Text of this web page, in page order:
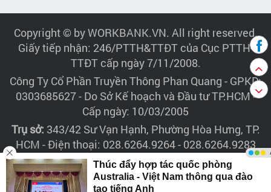
Copyright © by WORKBANK.VN. All right reserved.
Giấy tiếp nhận: 246/PTTH&TTĐT của Cục PTTH-
TTĐT cấp ngày 7/11/2008.
Công Ty Cổ Phần Truyền Thông Phan Quang - GPKD:
0303685627 - Do Sở Kế hoạch và Đầu tư TP.HCM -
Cấp ngày: 10/03/2005
Trụ sở: 343/42 Sư Vạn Hạnh, Phường Hòa Hưng, TP.
HCM - Điện thoại: 028.6264.9264 - 028.6264.9283